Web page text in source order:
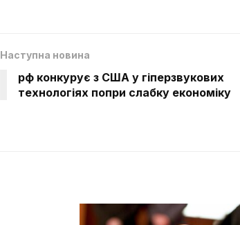
Наступна новина
рф конкурує з США у гіперзвукових
технологіях попри слабку економіку